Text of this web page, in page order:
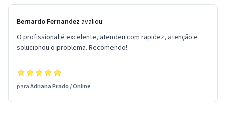
Bernardo Fernandez avaliou:
O profissional é excelente, atendeu com rapidez, atenção e
solucionou o problema. Recomendo!
para Adriana Prado /Online